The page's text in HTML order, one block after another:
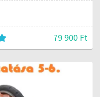
79 900 Ft